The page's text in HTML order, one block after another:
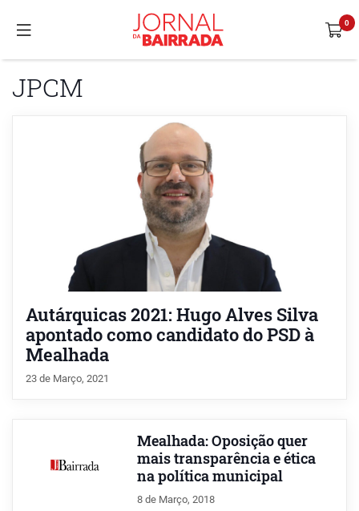
JPCM
Autárquicas 2021: Hugo Alves Silva
apontado como candidato do PSD à
Mealhada
23 de Março, 2021
Mealhada: Oposição quer
mais transparência e ética
na política municipal
8 de Março, 2018